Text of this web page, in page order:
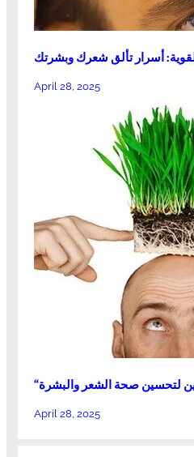
القوية: أسرار تألق شعرك وبشرتك
April 28, 2025
April 28, 2025